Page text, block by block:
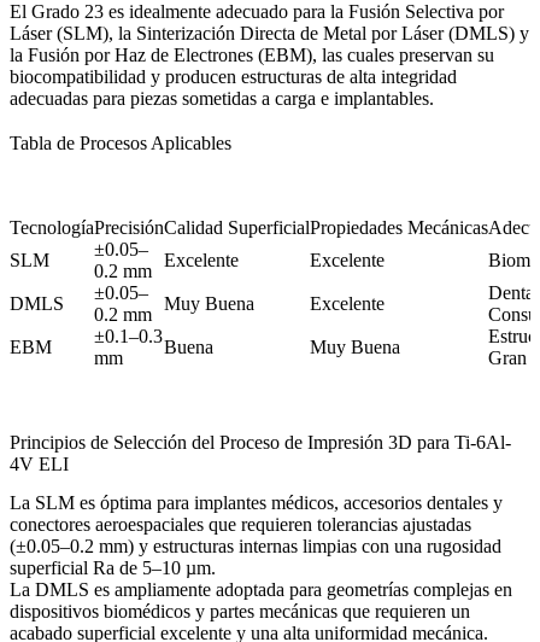
El Grado 23 es idealmente adecuado para la Fusión Selectiva por
Láser (SLM), la Sinterización Directa de Metal por Láser (DMLS) y
la Fusión por Haz de Electrones (EBM), las cuales preservan su
biocompatibilidad y producen estructuras de alta integridad
adecuadas para piezas sometidas a carga e implantables.
Tabla de Procesos Aplicables
TecnologíaPrecisiónCalidad SuperficialPropiedades Mecánicas
SLM
±0.05–
0.2 mm
Excelente Excelente
DMLS
±0.05–
0.2 mm
Muy Buena Excelente
EBM
±0.1–0.3
mm
Buena Muy Buena
Gran
Principios de Selección del Proceso de Impresión 3D para Ti-6Al-
4V ELI
La SLM es óptima para implantes médicos, accesorios dentales y
conectores aeroespaciales que requieren tolerancias ajustadas
(±0.05–0.2 mm) y estructuras internas limpias con una rugosidad
superficial Ra de 5–10 µm.
La DMLS es ampliamente adoptada para geometrías complejas en
dispositivos biomédicos y partes mecánicas que requieren un
acabado superficial excelente y una alta uniformidad mecánica.